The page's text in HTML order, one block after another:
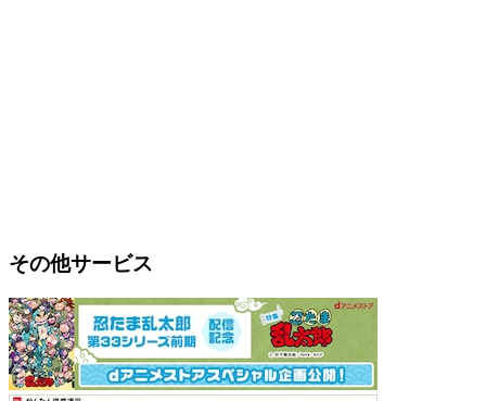
その他サービス